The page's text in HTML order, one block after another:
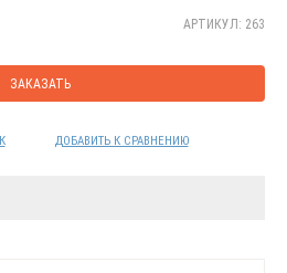
АРТИКУЛ: 263
ЗАКАЗАТЬ
ДОБАВИТЬ К СРАВНЕНИЮ